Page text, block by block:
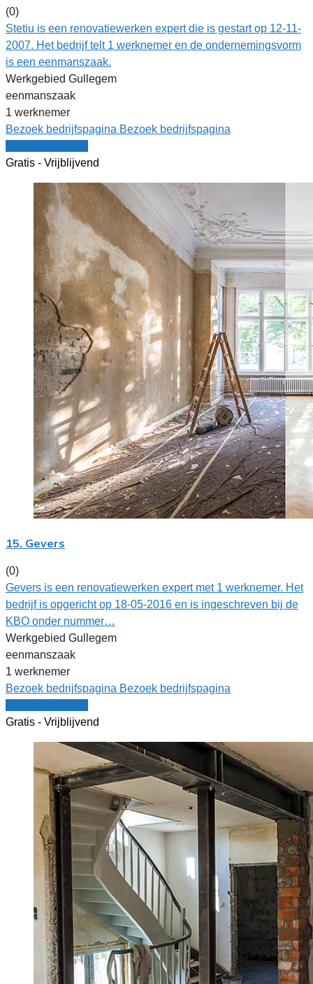
(0)
Stetiu is een renovatiewerken expert die is gestart op 12-11-
2007. Het bedrijf telt 1 werknemer en de ondernemingsvorm
is een eenmanszaak.
Werkgebied Gullegem
eenmanszaak
1 werknemer
Bezoek bedrijfspagina Bezoek bedrijfspagina
Gratis - Vrijblijvend
15. Gevers
(0)
Gevers is een renovatiewerken expert met 1 werknemer. Het
bedrijf is opgericht op 18-05-2016 en is ingeschreven bij de
KBO onder nummer…
Werkgebied Gullegem
eenmanszaak
1 werknemer
Bezoek bedrijfspagina Bezoek bedrijfspagina
Gratis - Vrijblijvend